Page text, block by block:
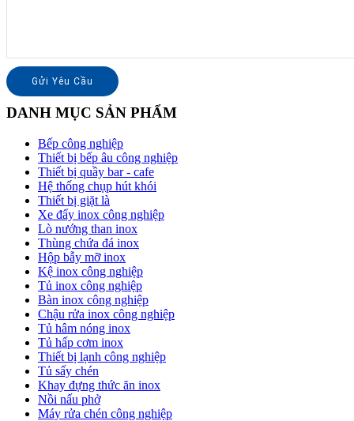
DANH MỤC SẢN PHẨM
Bếp công nghiệp
Thiết bị bếp âu công nghiệp
Thiết bị quầy bar - cafe
Hệ thống chụp hút khói
Thiết bị giặt là
Xe đẩy inox công nghiệp
Lò nướng than inox
Thùng chứa đá inox
Hộp bẫy mỡ inox
Kệ inox công nghiệp
Tủ inox công nghiệp
Bàn inox công nghiệp
Chậu rửa inox công nghiệp
Tủ hâm nóng inox
Tủ hấp cơm inox
Thiết bị lạnh công nghiệp
Tủ sấy chén
Khay đựng thức ăn inox
Nồi nấu phở
Máy rửa chén công nghiệp